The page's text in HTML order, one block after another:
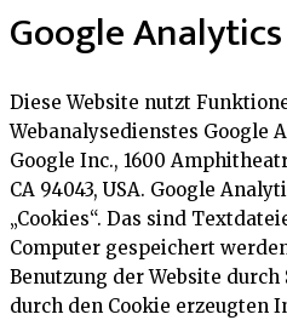
Google Analytics
Diese Website nutzt
Webanalysedienstes Google
Google Inc., 1600
CA 94043, USA. Google
„Cookies“. Das sind
Computer gespeichert
Benutzung der Website
durch den Cookie erzeugten